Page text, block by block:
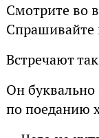
Смотрите во
Спрашивайте
Встречают
Он
по поеданию